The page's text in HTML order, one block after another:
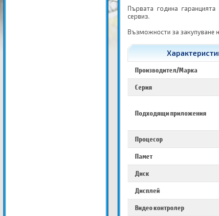
Първата година
сервиз.
Възможности за закупуване
Производител/Марка
Серия
Подходящи приложения
Процесор
Памет
Диск
Дисплей
Видео контролер